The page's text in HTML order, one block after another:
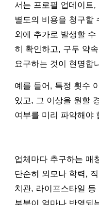
서는 프로필 업데이트,
별도의 비용을 청구할
외에 추가로 발생할
히 확인하고, 구두 약
요구하는 것이 현명합
예를 들어, 특정 횟수
있고, 그 이상을 원할
여부를 미리 파악해야
업체마다 추구하는 매
단순히 외모나 학력,
치관, 라이프스타일